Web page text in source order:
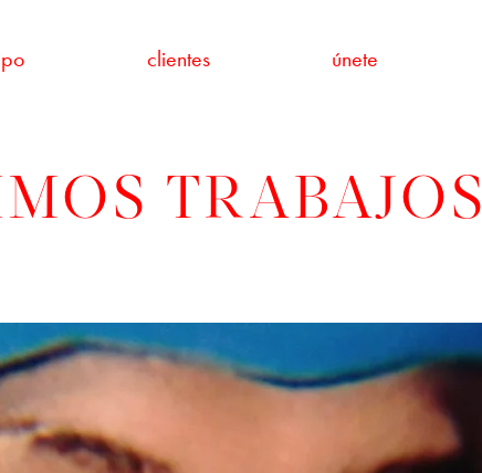
clientes únete
TRABAJOS